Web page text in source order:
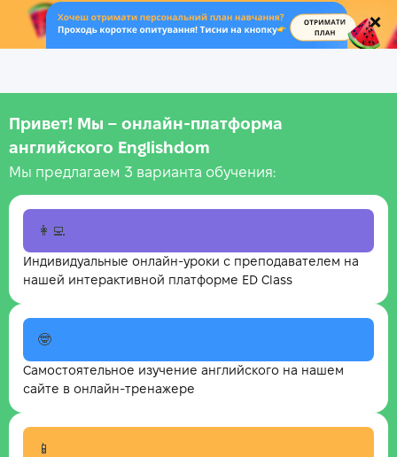
.
Привет! Мы – онлайн‑платформа
английского Englishdom
Мы предлагаем 3 варианта обучения:
👩‍💻
Индивидуальные онлайн-уроки с преподавателем на
нашей интерактивной платформе ED Class
🤓
Самостоятельное изучение английского на нашем
сайте в онлайн-тренажере
📱